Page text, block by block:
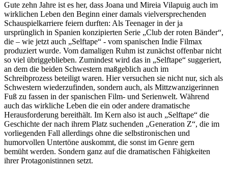
Gute zehn Jahre ist es her, dass Joana und Mireia Vilapuig auch im
wirklichen Leben den Beginn einer damals vielversprechenden
Schauspielkarriere feiern durften: Als Teenager in der ja
ursprünglich in Spanien konzipierten Serie „Club der roten Bänder“,
die – wie jetzt auch „Selftape“ - vom spanischen Indie Filmax
produziert wurde. Vom damaligen Ruhm ist zunächst offenbar nicht
so viel übriggeblieben. Zumindest wird das in „Selftape“ suggeriert,
an dem die beiden Schwestern maßgeblich auch im
Schreibprozess beteiligt waren. Hier versuchen sie nicht nur, sich als
Schwestern wiederzufinden, sondern auch, als Mittzwanzigerinnen
Fuß zu fassen in der spanischen Film- und Serienwelt. Während
auch das wirkliche Leben die ein oder andere dramatische
Herausforderung bereithält. Im Kern also ist auch „Selftape“ die
Geschichte der nach ihrem Platz suchenden „Generation Z“, die im
vorliegenden Fall allerdings ohne die selbstironischen und
humorvollen Untertöne auskommt, die sonst im Genre gern
bemüht werden. Sondern ganz auf die dramatischen Fähigkeiten
ihrer Protagonistinnen setzt.